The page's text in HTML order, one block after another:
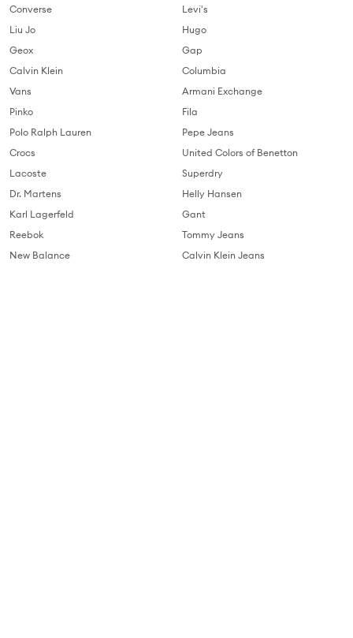
Converse
Liu Jo
Geox
Calvin Klein
Vans
Pinko
Polo Ralph Lauren
Crocs
Lacoste
Dr. Martens
Karl Lagerfeld
Reebok
New Balance
Levi's
Hugo
Gap
Columbia
Armani Exchange
Fila
Pepe Jeans
United Colors of Benetton
Superdry
Helly Hansen
Gant
Tommy Jeans
Calvin Klein Jeans